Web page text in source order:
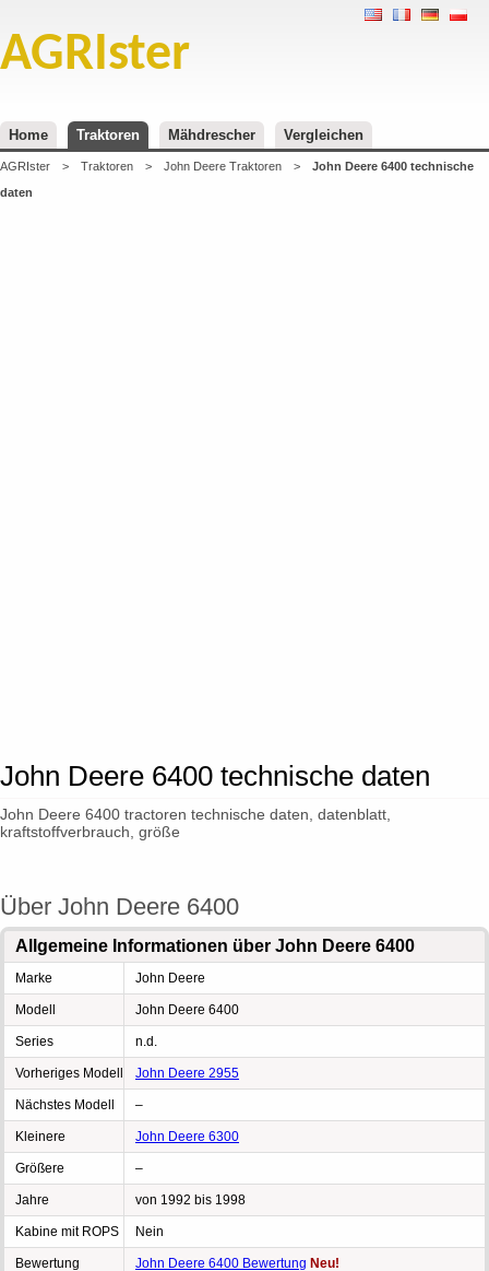
AGRIster
Home Traktoren Mähdrescher Vergleichen
AGRIster > Traktoren > John Deere Traktoren >
John Deere 6400 technische
daten
John Deere 6400 technische daten
John Deere 6400 tractoren technische daten, datenblatt,
kraftstoffverbrauch, größe
Über John Deere 6400
Allgemeine Informationen über John Deere 6400
Marke John Deere
Modell John Deere 6400
Series n.d.
Vorheriges Modell John Deere 2955
Nächstes Modell –
Kleinere John Deere 6300
Größere –
Jahre von 1992 bis 1998
Kabine mit ROPS Nein
Bewertung John Deere 6400 Bewertung Neu!